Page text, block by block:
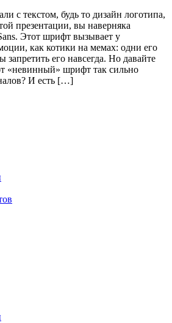
с текстом, будь то дизайн логотипа,
презентации, вы наверняка
Этот шрифт вызывает у
как котики на мемах: одни его
запретить его навсегда. Но давайте
«невинный» шрифт так сильно
И есть […]